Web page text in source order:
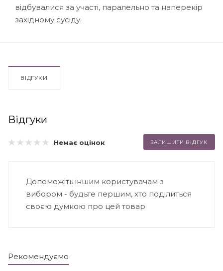
відбувалися за участі, паралельно та наперекір
західному сусіду.
ВІДГУКИ
Відгуки
Немає оцінок ЗАЛИШИТИ ВІДГУК
Допоможіть іншим користувачам з
вибором - будьте першим, хто поділиться
своєю думкою про цей товар
Рекомендуємо